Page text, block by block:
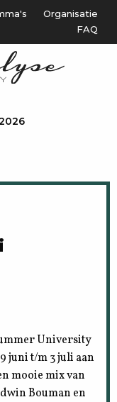
Organisatie
FAQ
University
juni t/m 3 juli aan
mooie mix van
Bouman en